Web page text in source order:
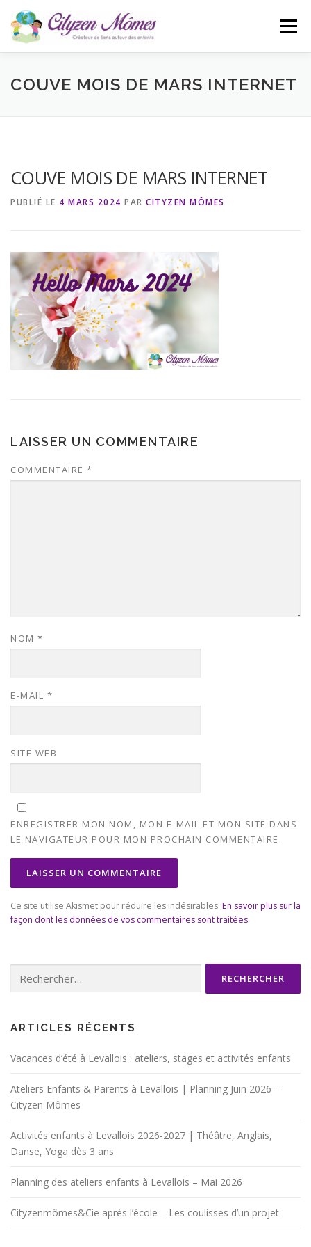
contenu
Menu
ACCUEIL L’ASSOCIATION ACTUALITÉS
COUVE MOIS DE MARS INTERNET
COUVE MOIS DE MARS INTERNET
PUBLIÉ LE 4 MARS 2024 PAR CITYZEN MÔMES
LAISSER UN COMMENTAIRE
COMMENTAIRE *
NOM *
E-MAIL *
SITE WEB
ENREGISTRER MON NOM, MON E-MAIL ET MON SITE DANS
LE NAVIGATEUR POUR MON PROCHAIN COMMENTAIRE.
Ce site utilise Akismet pour réduire les indésirables. En savoir plus sur la
façon dont les données de vos commentaires sont traitées.
ARTICLES RÉCENTS
Vacances d’été à Levallois : ateliers, stages et activités enfants
Ateliers Enfants & Parents à Levallois | Planning Juin 2026 –
Cityzen Mômes
Activités enfants à Levallois 2026-2027 | Théâtre, Anglais,
Danse, Yoga dès 3 ans
Planning des ateliers enfants à Levallois – Mai 2026
Cityzenmômes&Cie après l’école – Les coulisses d’un projet